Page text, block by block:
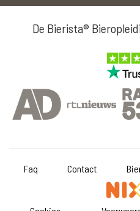
De Bierista®
Faq Contact